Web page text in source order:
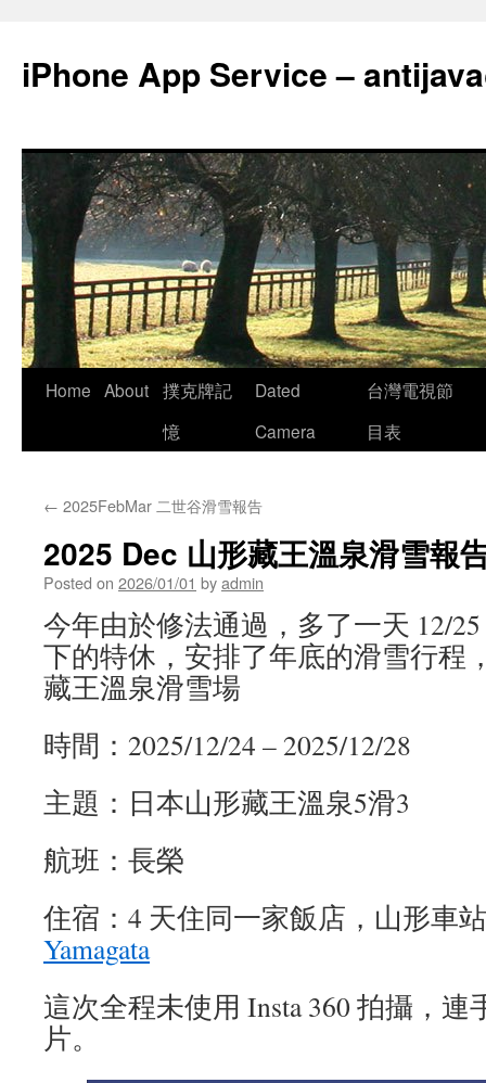
content
iPhone App Service –
Home About 撲克牌記
憶
Dated
Camera
台灣電視節
目表
← 2025FebMar 二世谷滑雪報告
2025 Dec 山形藏王溫泉滑雪報
Posted on 2026/01/01 byadmin
今年由於修法通過，多了一天 12/
下的特休，安排了年底的滑雪行程
藏王溫泉滑雪場
時間：2025/12/24 – 2025/12/28
主題：日本山形藏王溫泉5滑3
航班：長榮
住宿：4 天住同一家飯店，山形車
Yamagata
這次全程未使用 Insta 360 拍攝，
片。